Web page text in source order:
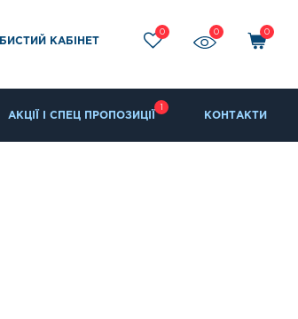
КАБІНЕТ
0 0 0
АКЦІЇ І СПЕЦ ПРОПОЗИЦІЇ КОНТАКТИ